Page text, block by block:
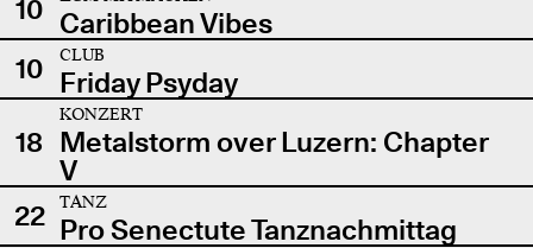
10 Caribbean Vibes
10
CLUB
Friday Psyday
18
KONZERT
Metalstorm over Luzern: Chapter
V
22
TANZ
Pro Senectute Tanznachmittag